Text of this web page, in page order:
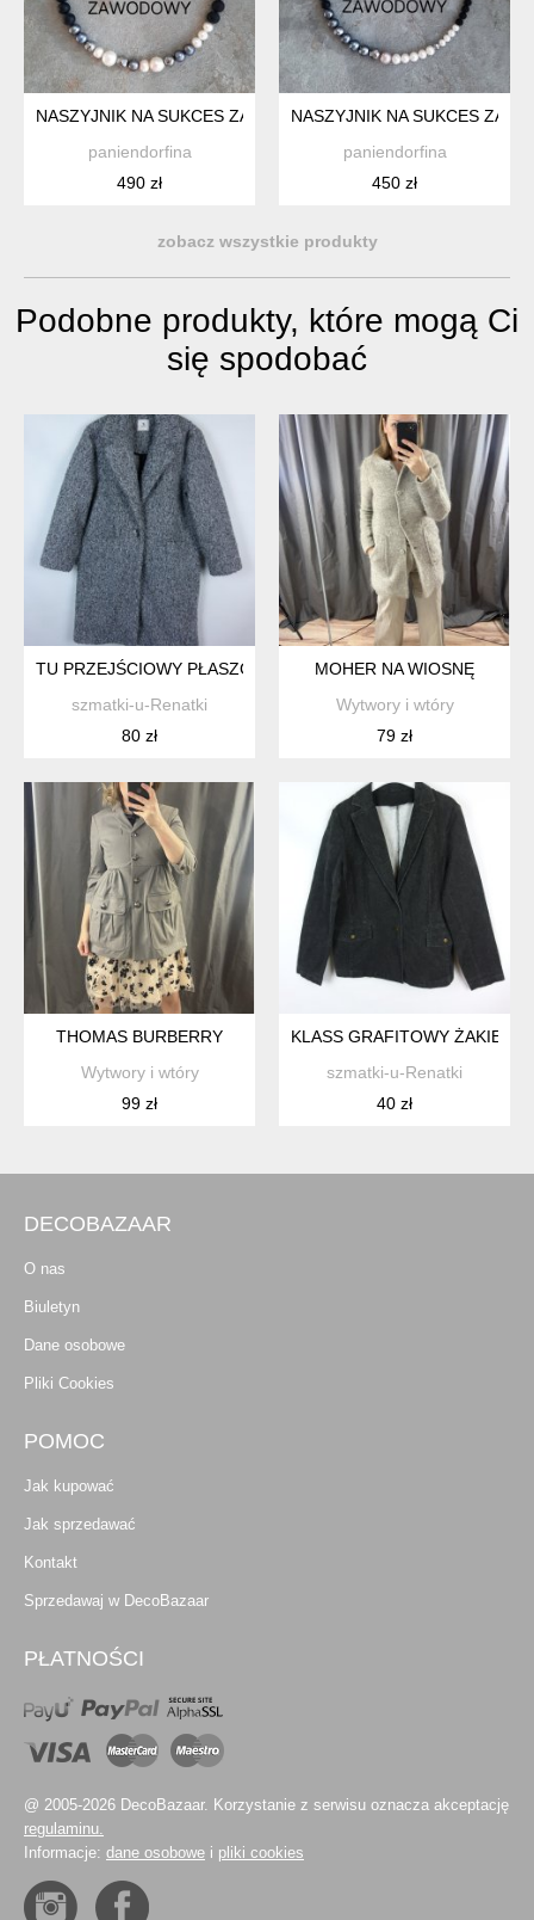
NASZYJNIK NA SUKCES ZAWODOWY - CZARNY ONYKS I
paniendorfina
490 zł
NASZYJNIK NA SUKCES
paniendorfina
450 zł
zobacz wszystkie produkty
Podobne produkty, które mogą Ci
się spodobać
TU PRZEJŚCIOWY PŁASZCZYK GREY 12 / 40
szmatki-u-Renatki
80 zł
MOHER NA WIOSNĘ
Wytwory i wtóry
79 zł
THOMAS BURBERRY
Wytwory i wtóry
99 zł
KLASS GRAFITOWY ŻAKIET
szmatki-u-Renatki
40 zł
DECOBAZAAR
O nas
Biuletyn
Dane osobowe
Pliki Cookies
POMOC
Jak kupować
Jak sprzedawać
Kontakt
Sprzedawaj w DecoBazaar
PŁATNOŚCI
@ 2005-2026 DecoBazaar. Korzystanie z serwisu oznacza akceptację
regulaminu.
Informacje: dane osobowe i pliki cookies